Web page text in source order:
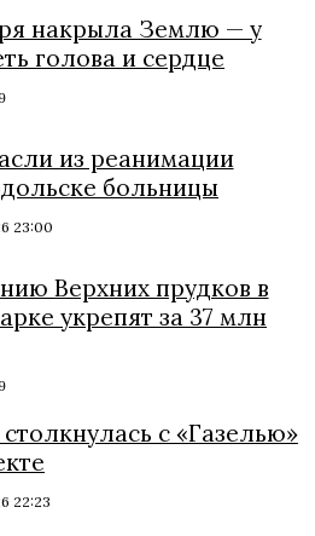
накрыла Землю — у
голова и сердце
из реанимации
больницы
23:00
Верхних прудков в
укрепят за 37 млн
с «Газелью»
22:23